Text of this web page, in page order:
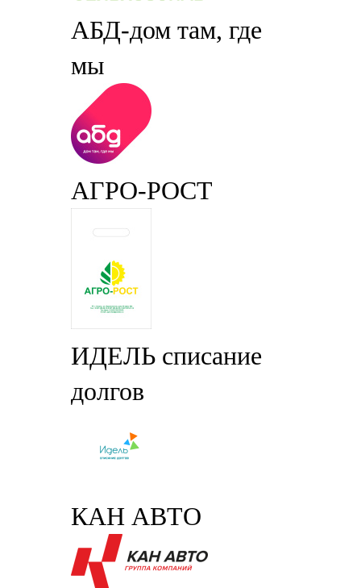
АБД-дом там, где
мы
АГРО-РОСТ
ИДЕЛЬ списание
долгов
КАН АВТО